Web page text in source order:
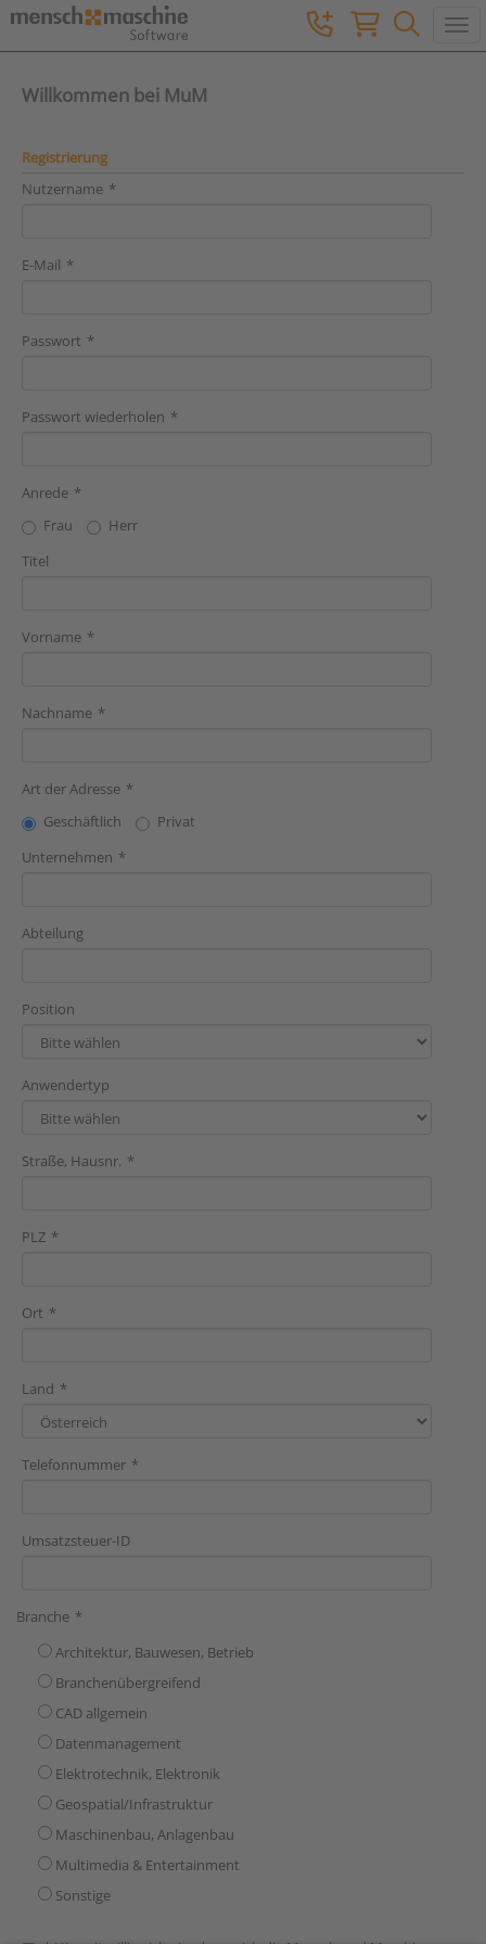
Willkommen bei MuM
Registrierung
Nutzername
E-Mail
Passwort
Passwort wiederholen
Anrede
Frau
Herr
Titel
Vorname
Nachname
Art der Adresse
Geschäftlich
Privat
Unternehmen
Abteilung
Position
Anwendertyp
Straße, Hausnr.
PLZ
Ort
Land
Telefonnummer
Umsatzsteuer-ID
Branche
Architektur, Bauwesen, Betrieb
Branchenübergreifend
CAD allgemein
Datenmanagement
Elektrotechnik, Elektronik
Geospatial/Infrastruktur
Maschinenbau, Anlagenbau
Multimedia & Entertainment
Sonstige